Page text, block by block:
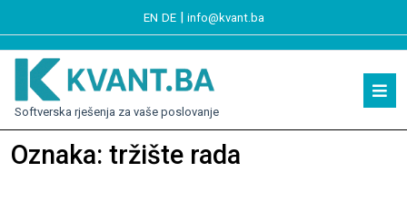
EN DE| info@kvant.ba
Softverska rješenja za vaše poslovanje
Oznaka: tržište rada